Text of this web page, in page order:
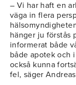
– Vi har haft en
väga in flera
hänger ju förstås
informerat både
både apotek och
också kunna
fel, säger